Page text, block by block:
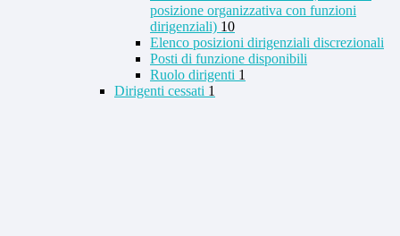
posizione organizzativa con funzioni
dirigenziali) 10
Elenco posizioni dirigenziali discrezionali
Posti di funzione disponibili
Ruolo dirigenti 1
Dirigenti cessati 1